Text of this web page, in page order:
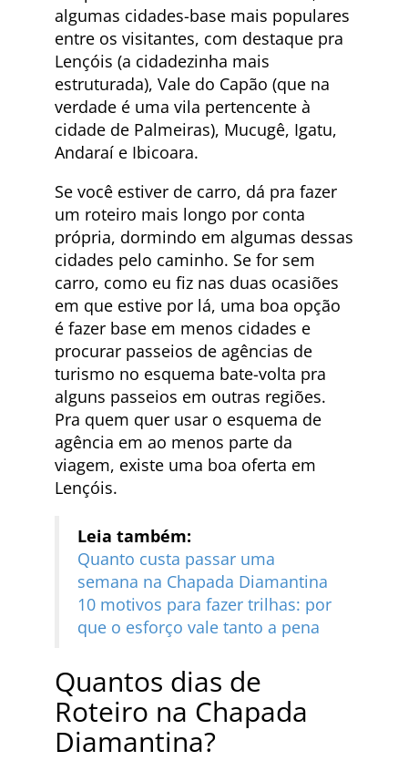
algumas cidades-base mais populares
entre os visitantes, com destaque pra
Lençóis (a cidadezinha mais
estruturada), Vale do Capão (que na
verdade é uma vila pertencente à
cidade de Palmeiras), Mucugê, Igatu,
Andaraí e Ibicoara.
Se você estiver de carro, dá pra fazer
um roteiro mais longo por conta
própria, dormindo em algumas dessas
cidades pelo caminho. Se for sem
carro, como eu fiz nas duas ocasiões
em que estive por lá, uma boa opção
é fazer base em menos cidades e
procurar passeios de agências de
turismo no esquema bate-volta pra
alguns passeios em outras regiões.
Pra quem quer usar o esquema de
agência em ao menos parte da
viagem, existe uma boa oferta em
Lençóis.
Leia também:
Quanto custa passar uma
semana na Chapada Diamantina
10 motivos para fazer trilhas: por
que o esforço vale tanto a pena
Quantos dias de
Roteiro na Chapada
Diamantina?